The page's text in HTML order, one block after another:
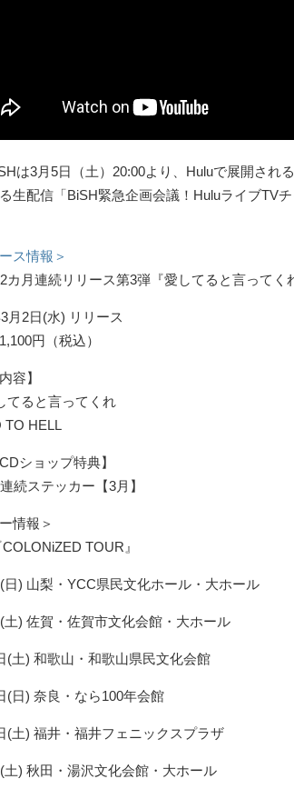
は3月5日（土）20:00より、 Huluで展開される
生配信「BiSH緊急企画会議！HuluライブTVチ
ス情報＞
カ月連続リリース第3弾『愛してると言ってく
月2日(水) リリース
円（税込）
容】
てると言ってくれ
TO HELL
ショップ特典】
続ステッカー【3月】
情報＞
TOUR』
日) 山梨・YCC県民文化ホール・大ホール
土) 佐賀・佐賀市文化会館・大ホール
(土) 和歌山・和歌山県民文化会館
(日) 奈良・なら100年会館
(土) 福井・福井フェニックスプラザ
土) 秋田・湯沢文化会館・大ホール